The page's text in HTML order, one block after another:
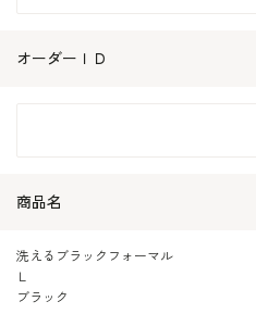
オーダーＩＤ
商品名
洗えるブラックフォーマル
Ｌ
ブラック